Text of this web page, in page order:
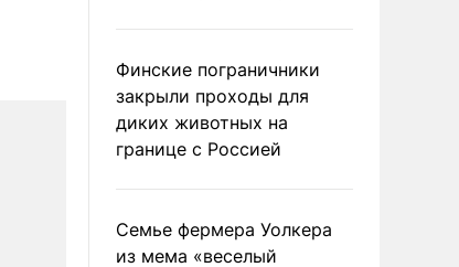
Финские пограничники
закрыли проходы для
диких животных на
границе с Россией
Семье фермера Уолкера
из мема «веселый